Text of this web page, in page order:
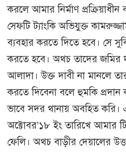
করলে আমার নির্মাণ
সেফটি ট্যাংকি অভিযুক্ত
ব্যবহার করতে দিতে হবে। সে
করতে হবে। অথচ তাদের জমির
আলাদা। উক্ত দাবী না মানলে
করতে দিবেনা বলে হুমকি প্রদান
ভাবে সদর থানায় অবহিত
অক্টোবর’১৮ ইং তারিখে আমার
ফেলি। অথচ বাড়ীর দেয়ালের